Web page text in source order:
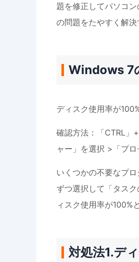
題を修正してパソコ
の問題をたやすく解決
Windows 7
ディスク使用率が
確認方法：「CTRL」
ャー」を選択 >「プロ
いくつかの不要なプ
ずつ選択して「タス
ィスク使用率が100%
対処法1.デ